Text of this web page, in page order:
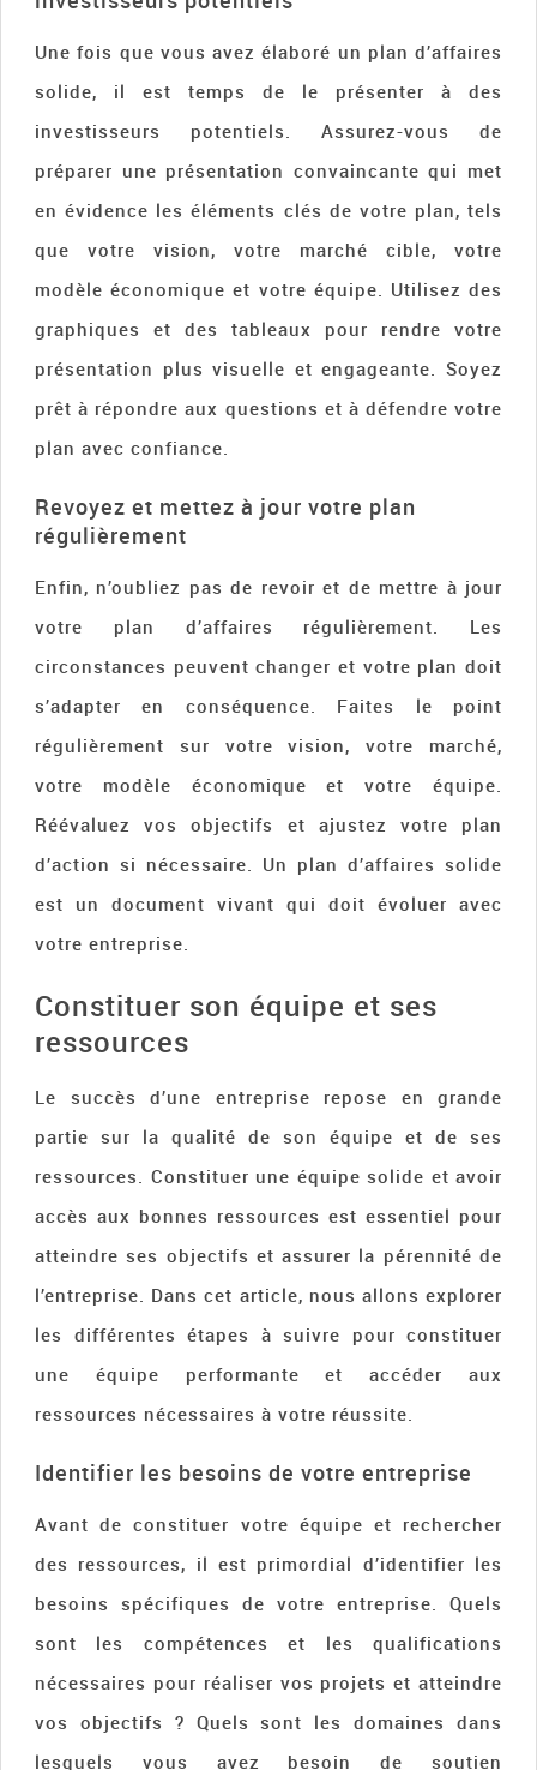
Une fois que vous avez élaboré un plan d’affaires
solide, il est temps de le présenter à des
investisseurs potentiels. Assurez-vous de
préparer une présentation convaincante qui met
en évidence les éléments clés de votre plan, tels
que votre vision, votre marché cible, votre
modèle économique et votre équipe. Utilisez des
graphiques et des tableaux pour rendre votre
présentation plus visuelle et engageante. Soyez
prêt à répondre aux questions et à défendre votre
plan avec confiance.
Revoyez et mettez à jour votre plan
régulièrement
Enfin, n’oubliez pas de revoir et de mettre à jour
votre plan d’affaires régulièrement. Les
circonstances peuvent changer et votre plan doit
s’adapter en conséquence. Faites le point
régulièrement sur votre vision, votre marché,
votre modèle économique et votre équipe.
Réévaluez vos objectifs et ajustez votre plan
d’action si nécessaire. Un plan d’affaires solide
est un document vivant qui doit évoluer avec
votre entreprise.
Constituer son équipe et ses
ressources
Le succès d’une entreprise repose en grande
partie sur la qualité de son équipe et de ses
ressources. Constituer une équipe solide et avoir
accès aux bonnes ressources est essentiel pour
atteindre ses objectifs et assurer la pérennité de
l’entreprise. Dans cet article, nous allons explorer
les différentes étapes à suivre pour constituer
une équipe performante et accéder aux
ressources nécessaires à votre réussite.
Identifier les besoins de votre entreprise
Avant de constituer votre équipe et rechercher
des ressources, il est primordial d’identifier les
besoins spécifiques de votre entreprise. Quels
sont les compétences et les qualifications
nécessaires pour réaliser vos projets et atteindre
vos objectifs ? Quels sont les domaines dans
lesquels vous avez besoin de soutien